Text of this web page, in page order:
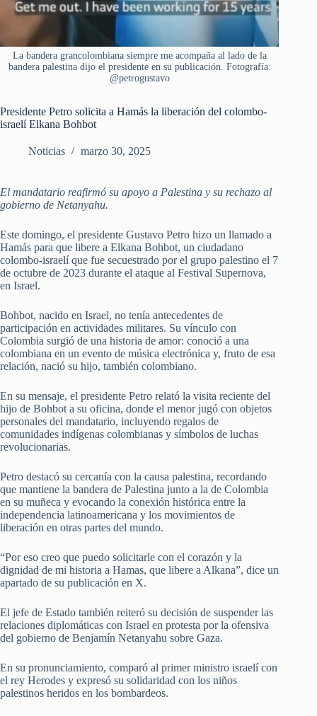
La bandera grancolombiana siempre me acompaña al lado de la
bandera palestina dijo el presidente en su publicación. Fotografía:
@petrogustavo
Presidente Petro solicita a Hamás la liberación del colombo-
israelí Elkana Bohbot
Noticias marzo 30, 2025
El mandatario reafirmó su apoyo a Palestina y su rechazo al
gobierno de Netanyahu.
Este domingo, el presidente Gustavo Petro hizo un llamado a
Hamás para que libere a Elkana Bohbot, un ciudadano
colombo-israelí que fue secuestrado por el grupo palestino el 7
de octubre de 2023 durante el ataque al Festival Supernova,
en Israel.
Bohbot, nacido en Israel, no tenía antecedentes de
participación en actividades militares. Su vínculo con
Colombia surgió de una historia de amor: conoció a una
colombiana en un evento de música electrónica y, fruto de esa
relación, nació su hijo, también colombiano.
En su mensaje, el presidente Petro relató la visita reciente del
hijo de Bohbot a su oficina, donde el menor jugó con objetos
personales del mandatario, incluyendo regalos de
comunidades indígenas colombianas y símbolos de luchas
revolucionarias.
Petro destacó su cercanía con la causa palestina, recordando
que mantiene la bandera de Palestina junto a la de Colombia
en su muñeca y evocando la conexión histórica entre la
independencia latinoamericana y los movimientos de
liberación en otras partes del mundo.
“Por eso creo que puedo solicitarle con el corazón y la
dignidad de mi historia a Hamas, que libere a Alkana”, dice un
apartado de su publicación en X.
El jefe de Estado también reiteró su decisión de suspender las
relaciones diplomáticas con Israel en protesta por la ofensiva
del gobierno de Benjamín Netanyahu sobre Gaza.
En su pronunciamiento, comparó al primer ministro israelí con
el rey Herodes y expresó su solidaridad con los niños
palestinos heridos en los bombardeos.